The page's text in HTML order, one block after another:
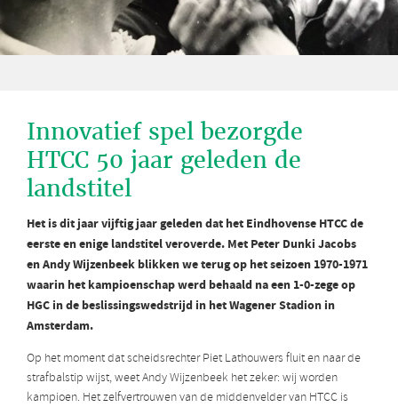
Innovatief spel bezorgde
HTCC 50 jaar geleden de
landstitel
Het is dit jaar vijftig jaar geleden dat het Eindhovense HTCC de
eerste en enige landstitel veroverde. Met Peter Dunki Jacobs
en Andy Wijzenbeek blikken we terug op het seizoen 1970-1971
waarin het kampioenschap werd behaald na een 1-0-zege op
HGC in de beslissingswedstrijd in het Wagener Stadion in
Amsterdam.
Op het moment dat scheidsrechter Piet Lathouwers fluit en naar de
strafbalstip wijst, weet Andy Wijzenbeek het zeker: wij worden
kampioen. Het zelfvertrouwen van de middenvelder van HTCC is